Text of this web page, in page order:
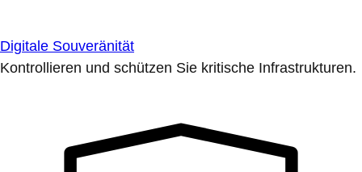
Digitale Souveränität
Kontrollieren und schützen Sie kritische Infrastrukturen.